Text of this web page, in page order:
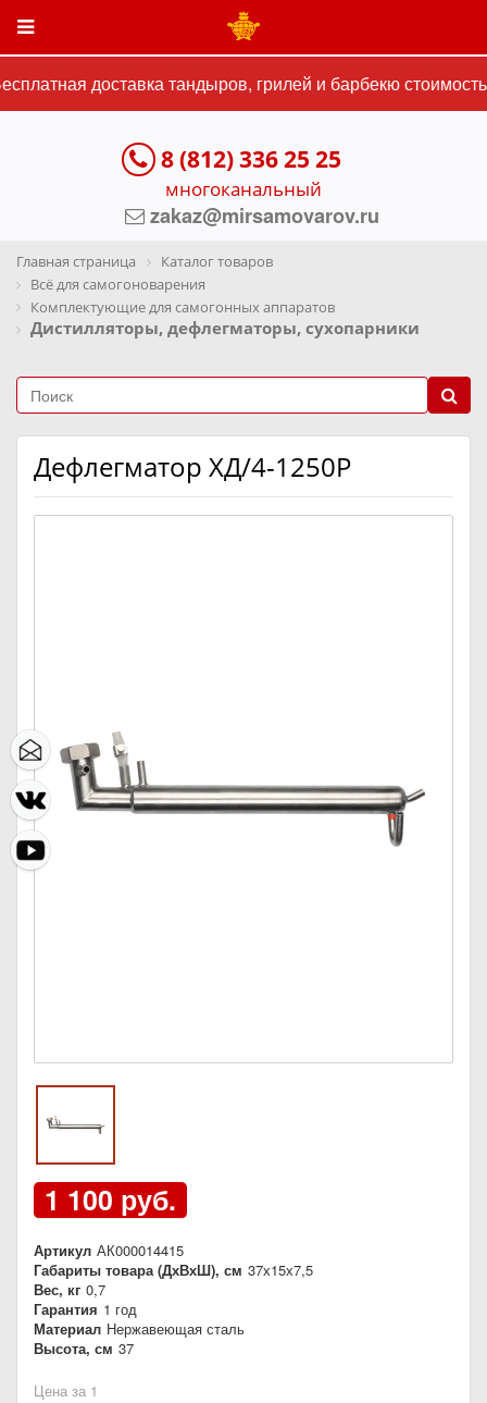
доставка тандыров, грилей и барбекю
8 (812) 336 25 25
многоканальный
zakaz@mirsamovarov.ru
Главная страница
Каталог товаров
Всё для самогоноварения
Комплектующие для самогонных аппаратов
Дистилляторы, дефлегматоры, сухопарники
Дефлегматор ХД/4-1250Р
1 100 руб.
Артикул АК000014415
Габариты товара (ДхВхШ), см 37х15х7,5
Вес, кг 0,7
Гарантия 1 год
Материал Нержавеющая сталь
Высота, см 37
Цена за 1